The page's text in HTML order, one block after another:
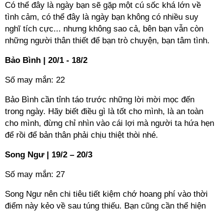
Có thể đây là ngày bạn sẽ gặp một cú sốc khá lớn về
tình cảm, có thể đây là ngày bạn không có nhiều suy
nghĩ tích cực... nhưng không sao cả, bên bạn vẫn còn
những người thân thiết để bạn trò chuyện, bạn tâm tình.
Bảo Bình | 20/1 - 18/2
Số may mắn: 22
Bảo Bình cần tỉnh táo trước những lời mời mọc đến
trong ngày. Hãy biết điều gì là tốt cho mình, là an toàn
cho mình, đừng chỉ nhìn vào cái lợi mà người ta hứa hẹn
để rồi để bản thân phải chịu thiệt thòi nhé.
Song Ngư | 19/2 – 20/3
Số may mắn: 27
Song Ngư nên chi tiêu tiết kiệm chớ hoang phí vào thời
điểm này kẻo về sau túng thiếu. Bạn cũng cần thể hiện